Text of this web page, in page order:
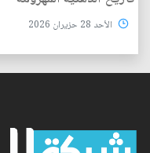
الأحد 28 حزيران 2026